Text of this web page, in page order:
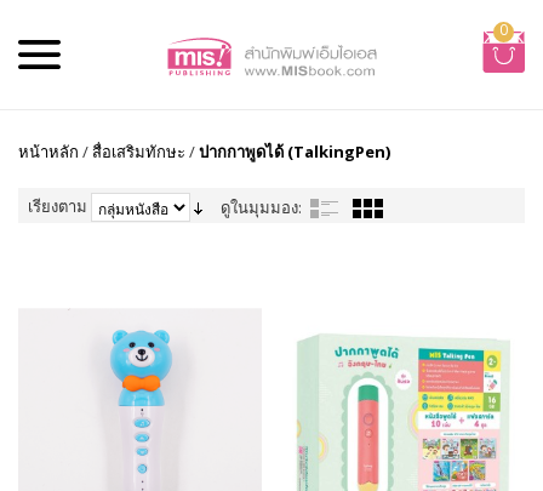
0
หน้าหลัก /สื่อเสริมทักษะ /ปากกาพูดได้ (TalkingPen)
เรียงตาม ดูในมุมมอง: